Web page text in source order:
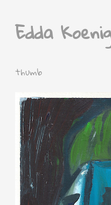
Edda
thumb